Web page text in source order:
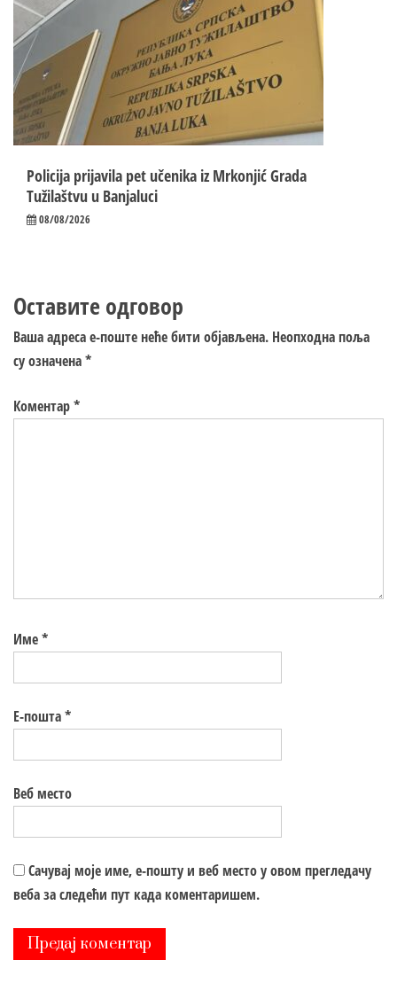
Policija prijavila pet učenika iz Mrkonjić Grada
Tužilaštvu u Banjaluci
08/08/2026
Оставите одговор
Ваша адреса е-поште неће бити објављена. Неопходна поља
су означена*
Коментар*
Име*
Е-пошта*
Веб место
Сачувај моје име, е-пошту и веб место у овом прегледачу
веба за следећи пут када коментаришем.